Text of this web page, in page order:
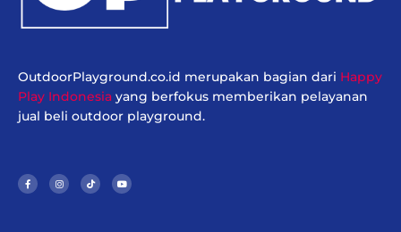
OutdoorPlayground.co.id merupakan bagian dari Happy
Play Indonesia yang berfokus memberikan pelayanan
jual beli outdoor playground.
c
e
b
s
t
a
k
t
o
u
t
u